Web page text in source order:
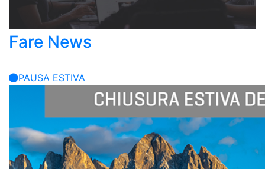
Fare News
PAUSA ESTIVA